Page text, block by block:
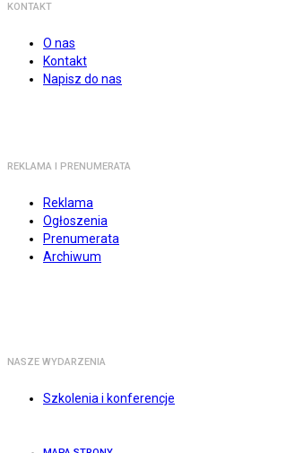
KONTAKT
O nas
Kontakt
Napisz do nas
REKLAMA I PRENUMERATA
Reklama
Ogłoszenia
Prenumerata
Archiwum
NASZE WYDARZENIA
Szkolenia i konferencje